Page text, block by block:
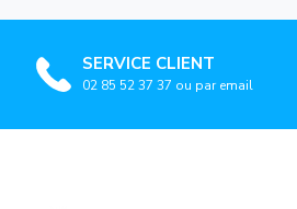
SERVICE CLIENT
02 85 52 37 37 ou par email